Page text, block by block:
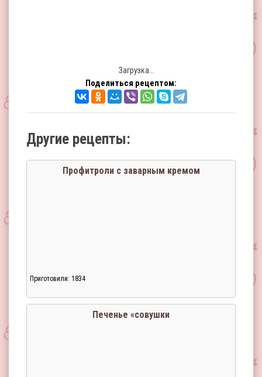
Загрузка...
Поделиться рецептом:
Другие рецепты:
Профитроли с заварным кремом
Приготовили: 1834
Печенье «совушки